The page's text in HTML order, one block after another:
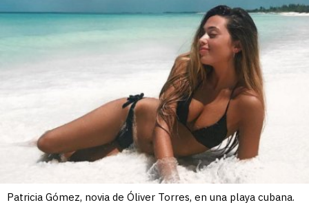
Patricia Gómez, novia de Óliver Torres, en una playa cubana.